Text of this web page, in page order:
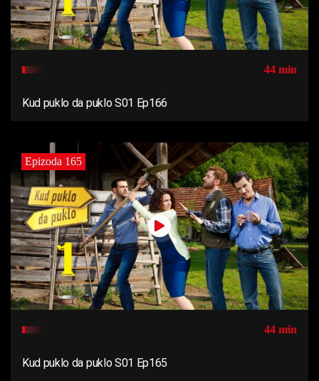
44 min
Kud puklo da puklo S01 Ep166
Epizoda 165
44 min
Kud puklo da puklo S01 Ep165